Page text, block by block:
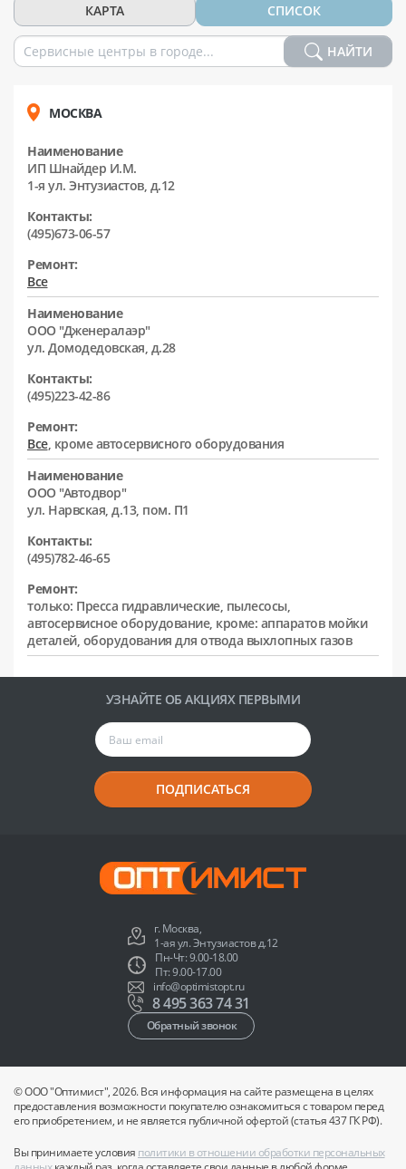
КАРТА СПИСОК
НАЙТИ
МОСКВА
Наименование
ИП Шнайдер И.М.
1-я ул. Энтузиастов, д.12
Контакты:
(495)673-06-57
Ремонт:
Все
Наименование
ООО "Дженералаэр"
ул. Домодедовская, д.28
Контакты:
(495)223-42-86
Ремонт:
Все, кроме автосервисного оборудования
Наименование
ООО "Автодвор"
ул. Нарвская, д.13, пом. П1
Контакты:
(495)782-46-65
Ремонт:
только: Пресса гидравлические, пылесосы,
автосервисное оборудование, кроме: аппаратов мойки
деталей, оборудования для отвода выхлопных газов
УЗНАЙТЕ ОБ АКЦИЯХ ПЕРВЫМИ
ПОДПИСАТЬСЯ
г. Москва,
1-ая ул. Энтузиастов д.12
Пн-Чт: 9.00-18.00
Пт: 9.00-17.00
info@optimistopt.ru
8 495 363 74 31
Обратный звонок
© ООО "Оптимист", 2026. Вся информация на сайте размещена в целях
предоставления возможности покупателю ознакомиться с товаром перед
его приобретением, и не является публичной офертой (статья 437 ГК РФ).
Вы принимаете условия политики в отношении обработки персональных